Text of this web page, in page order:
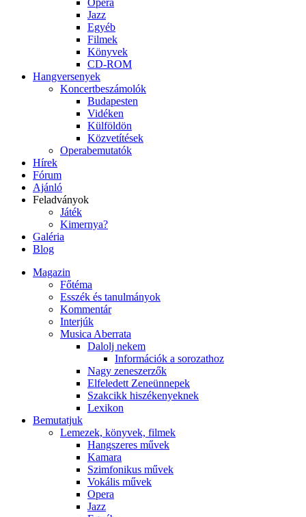
Opera
Jazz
Egyéb
Filmek
Könyvek
CD-ROM
Hangversenyek
Koncertbeszámolók
Budapesten
Vidéken
Külföldön
Közvetítések
Operabemutatók
Hírek
Fórum
Ajánló
Feladványok
Játék
Kimernya?
Galéria
Blog
Magazin
Főtéma
Esszék és tanulmányok
Kommentár
Interjúk
Musica Aberrata
Dalolj nekem
Információk a sorozathoz
Nagy zeneszerzők
Elfeledett Zeneünnepek
Szakcikk hiszékenyeknek
Lexikon
Bemutatjuk
Lemezek, könyvek, filmek
Hangszeres művek
Kamara
Szimfonikus művek
Vokális művek
Opera
Jazz